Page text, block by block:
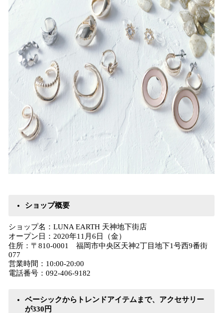
ショップ概要
ショップ名：LUNA EARTH 天神地下街店
オープン日：2020年11月6日（金）
住所：〒810-0001 福岡市中央区天神2丁目地下1号西9番街
077
営業時間：10:00-20:00
電話番号：092-406-9182
ベーシックからトレンドアイテムまで、アクセサリー
が330円